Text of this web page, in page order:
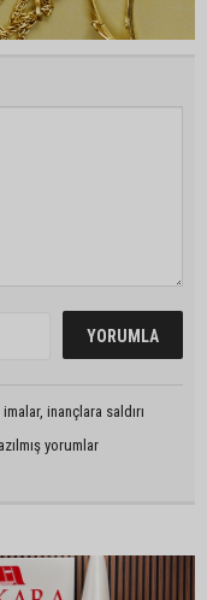
inançlara saldırı
yorumlar